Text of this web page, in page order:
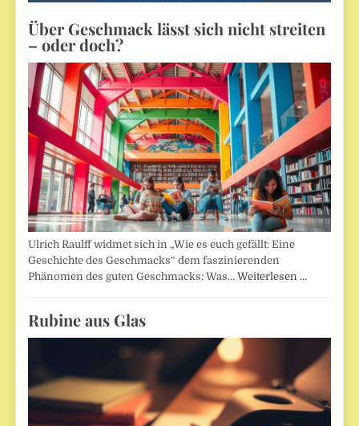
Über Geschmack lässt sich nicht streiten
– oder doch?
Ulrich Raulff widmet sich in „Wie es euch gefällt: Eine
Geschichte des Geschmacks“ dem faszinierenden
Phänomen des guten Geschmacks: Was…Weiterlesen …
Rubine aus Glas